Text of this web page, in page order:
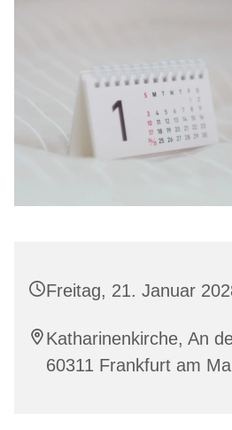
Freitag, 21. Januar
Katharinenkirche, An
60311 Frankfurt am